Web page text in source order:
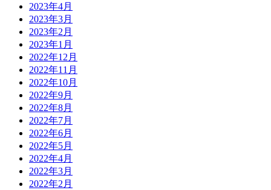
2023年4月
2023年3月
2023年2月
2023年1月
2022年12月
2022年11月
2022年10月
2022年9月
2022年8月
2022年7月
2022年6月
2022年5月
2022年4月
2022年3月
2022年2月